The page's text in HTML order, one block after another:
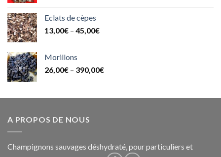
Eclats de cèpes
13,00€ – 45,00€
Morillons
26,00€ – 390,00€
A PROPOS DE NOUS
Champignons sauvages déshydraté, pour particuliers et